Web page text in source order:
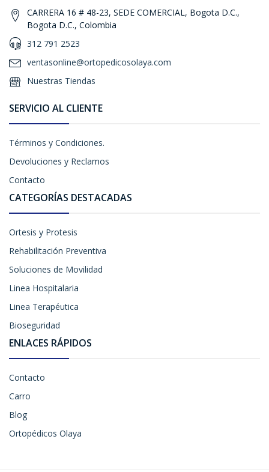
CARRERA 16 # 48-23, SEDE COMERCIAL, Bogota D.C.,
Bogota D.C., Colombia
312 791 2523
ventasonline@ortopedicosolaya.com
Nuestras Tiendas
SERVICIO AL CLIENTE
Términos y Condiciones.
Devoluciones y Reclamos
Contacto
CATEGORÍAS DESTACADAS
Ortesis y Protesis
Rehabilitación Preventiva
Soluciones de Movilidad
Linea Hospitalaria
Linea Terapéutica
Bioseguridad
ENLACES RÁPIDOS
Contacto
Carro
Blog
Ortopédicos Olaya